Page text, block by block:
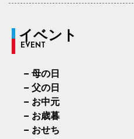
イベント
EVENT
母の日
父の日
お中元
お歳暮
おせち